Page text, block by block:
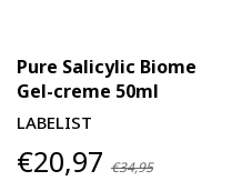
Pure Salicylic Biome
Gel-creme 50ml
LABELIST
€20,97 €34,95